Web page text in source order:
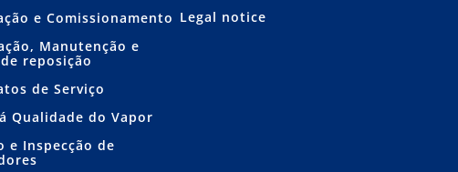
e Comissionamento
Manutenção e
reposição
de Serviço
Qualidade do Vapor
e Inspecção de
Legal notice